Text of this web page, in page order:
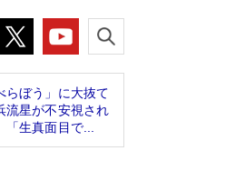
らぼう」に大抜て
流星が不安視され
生真面目で...